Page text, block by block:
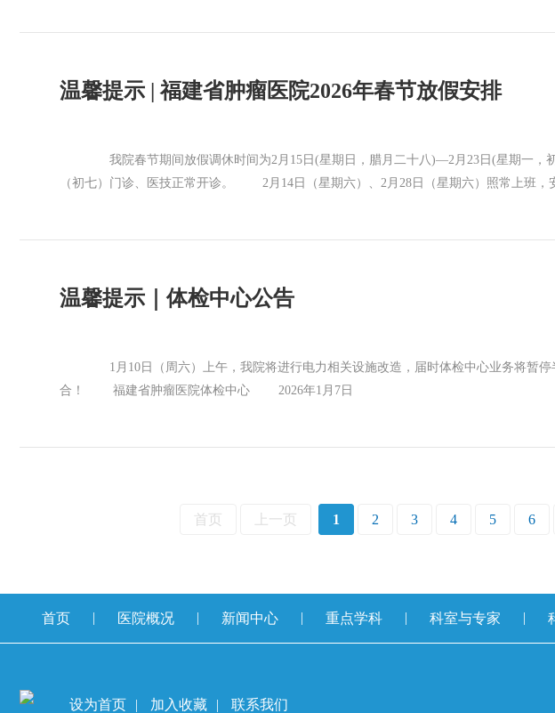
温馨提示 | 福建省肿瘤医院2026年春节放假安排
我院春节期间放假调休时间为2月15日(星期日，腊月二十八)—2月23日(星期一
（初七）门诊、医技正常开诊。 2月14日（星期六）、2月28日（星期六）照常上
温馨提示｜体检中心公告
1月10日（周六）上午，我院将进行电力相关设施改造，届时体检中心业务
合！ 福建省肿瘤医院体检中心 2026年1月7日
首页 上一页 1 2 3 4 5 6
首页 | 医院概况 | 新闻中心 | 重点学科 | 科室与专家 |
设为首页 | 加入收藏 | 联系我们